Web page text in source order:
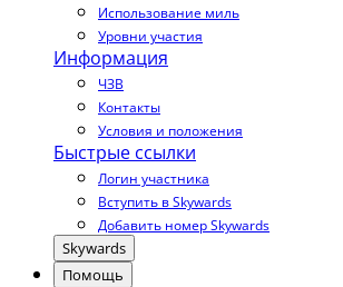
Использование миль
Уровни участия
Информация
ЧЗВ
Контакты
Условия и положения
Быстрые ссылки
Логин участника
Вступить в Skywards
Добавить номер Skywards
Skywards
Помощь